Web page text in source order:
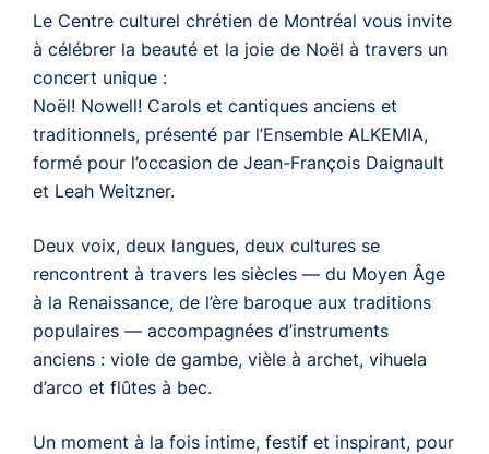
Le Centre culturel chrétien de Montréal vous invite
à célébrer la beauté et la joie de Noël à travers un
concert unique :
Noël! Nowell! Carols et cantiques anciens et
traditionnels, présenté par l’Ensemble ALKEMIA,
formé pour l’occasion de Jean-François Daignault
et Leah Weitzner.
Deux voix, deux langues, deux cultures se
rencontrent à travers les siècles — du Moyen Âge
à la Renaissance, de l’ère baroque aux traditions
populaires — accompagnées d’instruments
anciens : viole de gambe, vièle à archet, vihuela
d’arco et flûtes à bec.
Un moment à la fois intime, festif et inspirant, pour